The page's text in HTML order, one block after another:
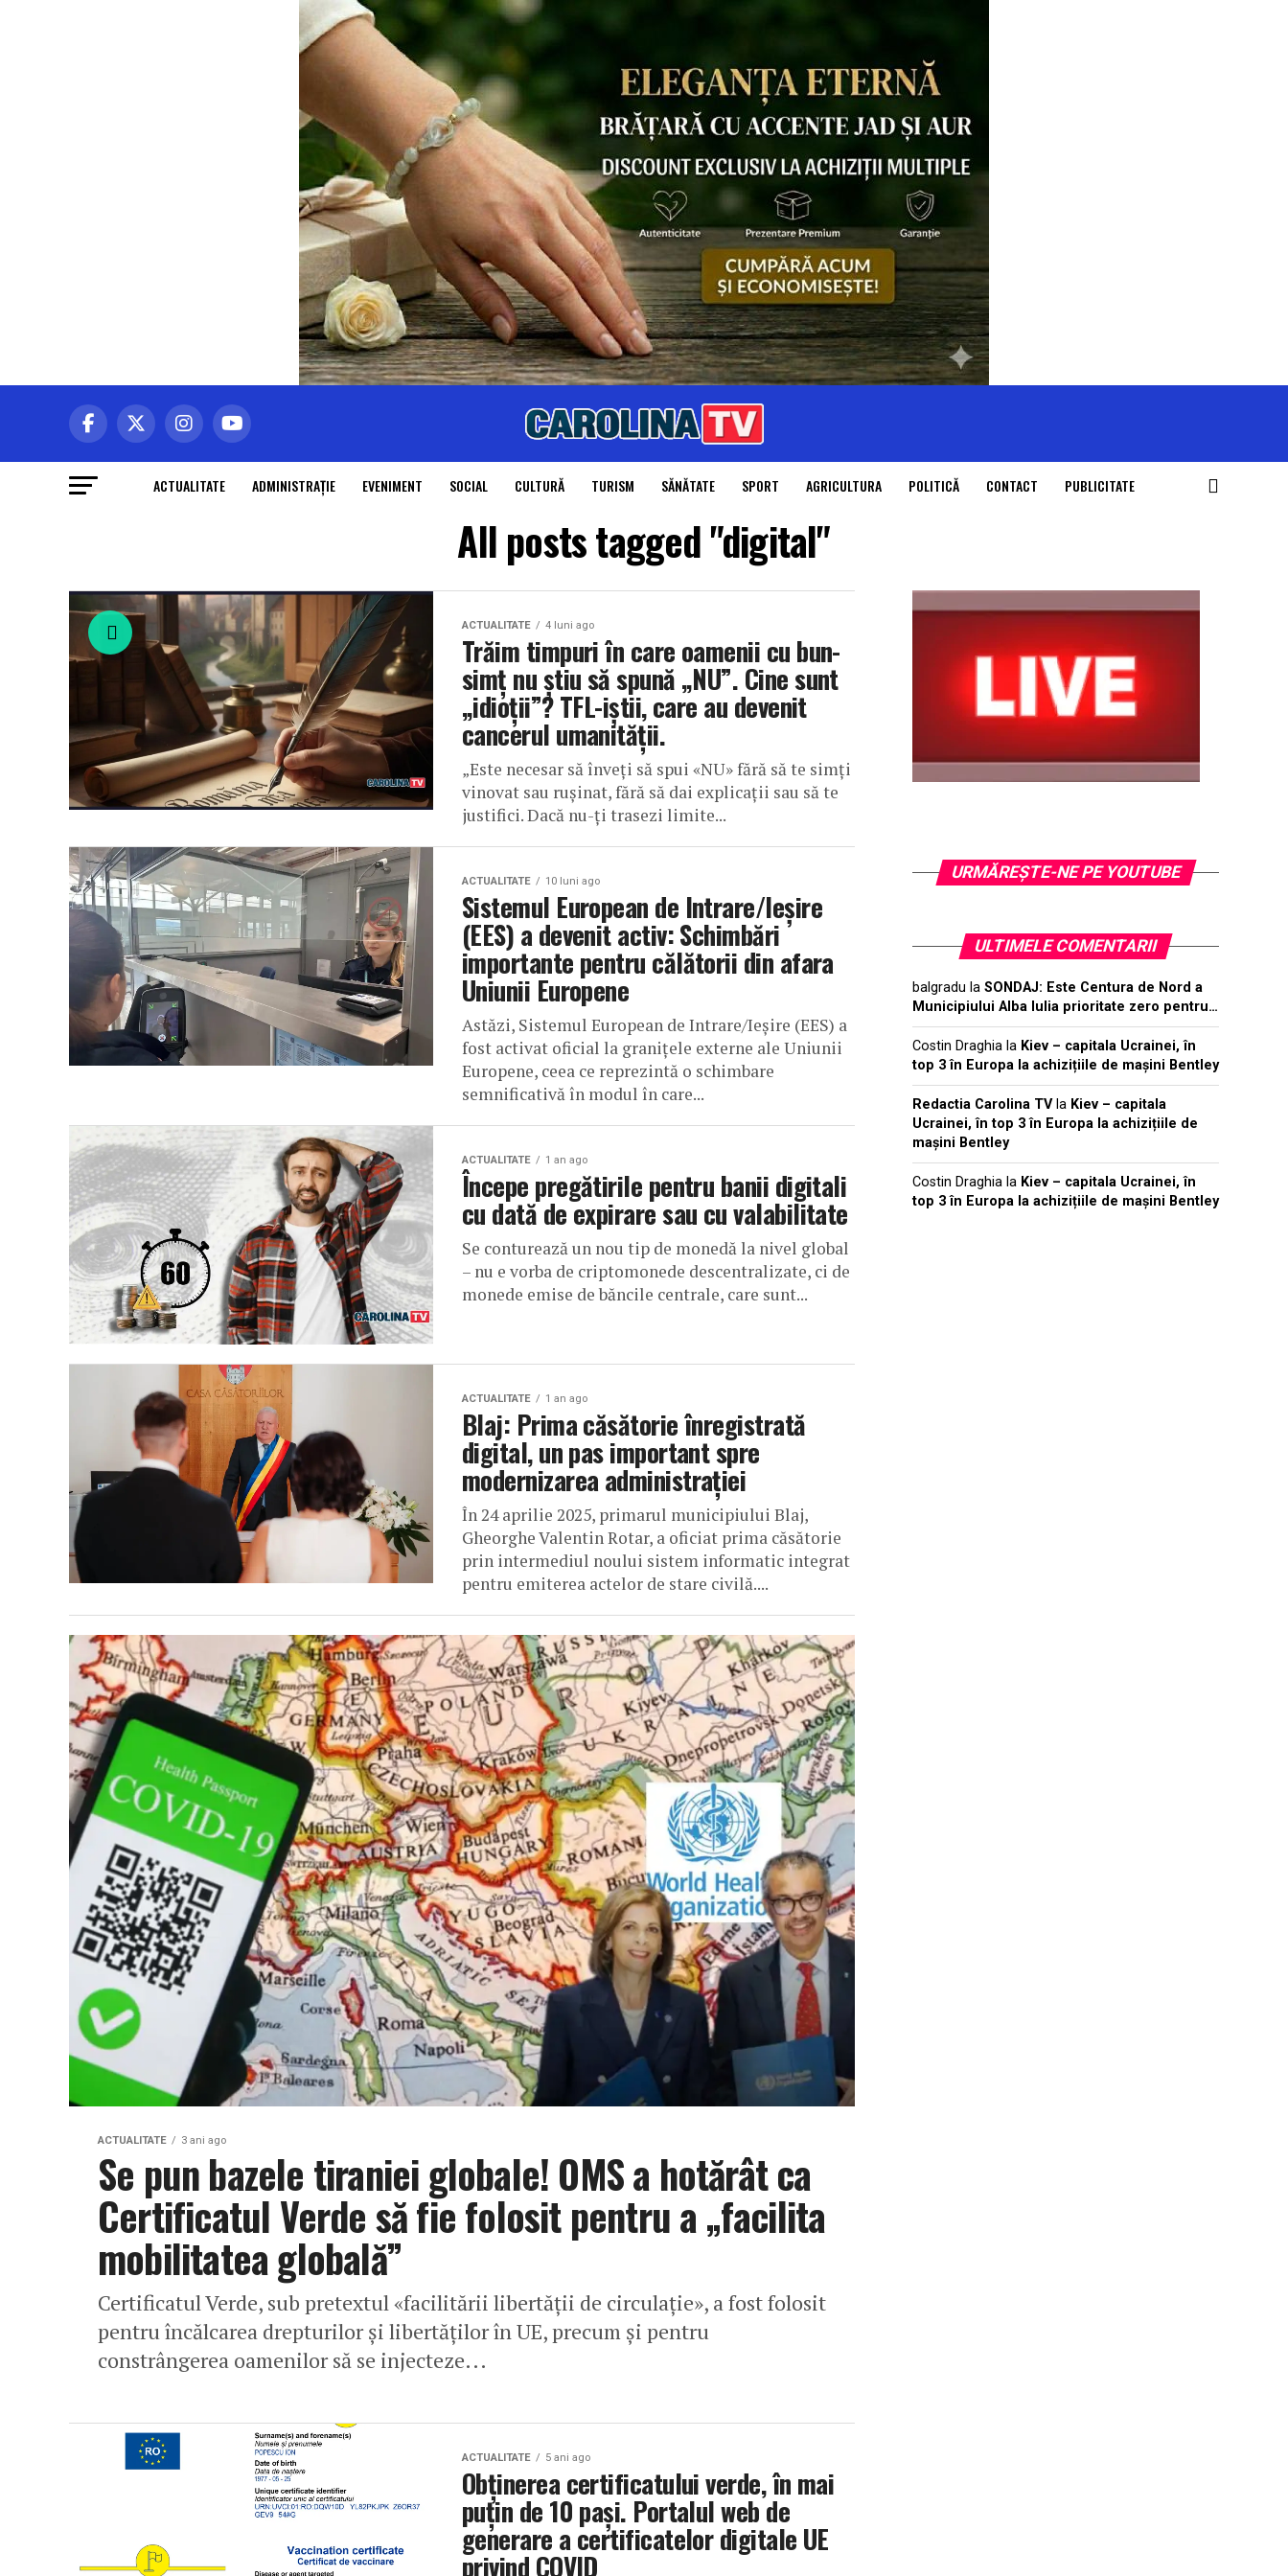
ACTUALITATE ADMINISTRAŢIE EVENIMENT SOCIAL CULTURĂ TURISM SĂNĂTATE SPORT AGRICULTURA POLITICĂ CONTACT PUBLICITATE
All posts tagged "digital"
ACTUALITATE 4 luni ago
Trăim timpuri în care oamenii cu bun-
simț nu știu să spună „NU”. Cine sunt
„idioții”? TFL-iștii, care au devenit
cancerul umanității.
„Este necesar să înveți să spui «NU» fără să te simți
vinovat sau rușinat, fără să dai explicații sau să te
justifici. Dacă nu-ți trasezi limite...
ACTUALITATE 10 luni ago
Sistemul European de Intrare/Ieșire
(EES) a devenit activ: Schimbări
importante pentru călătorii din afara
Uniunii Europene
Astăzi, Sistemul European de Intrare/Ieșire (EES) a
fost activat oficial la granițele externe ale Uniunii
Europene, ceea ce reprezintă o schimbare
semnificativă în modul în care...
ACTUALITATE 1 an ago
Începe pregătirile pentru banii digitali
cu dată de expirare sau cu valabilitate
Se conturează un nou tip de monedă la nivel global
– nu e vorba de criptomonede descentralizate, ci de
monede emise de băncile centrale, care sunt...
ACTUALITATE 1 an ago
Blaj: Prima căsătorie înregistrată
digital, un pas important spre
modernizarea administrației
În 24 aprilie 2025, primarul municipiului Blaj,
Gheorghe Valentin Rotar, a oficiat prima căsătorie
prin intermediul noului sistem informatic integrat
pentru emiterea actelor de stare civilă....
ACTUALITATE 3 ani ago
Se pun bazele tiraniei globale! OMS a hotărât ca
Certificatul Verde să fie folosit pentru a „facilita
mobilitatea globală”
Certificatul Verde, sub pretextul «facilitării libertății de circulație», a fost folosit
pentru încălcarea drepturilor și libertăților în UE, precum și pentru
constrângerea oamenilor să se injecteze...
ACTUALITATE 5 ani ago
Obținerea certificatului verde, în mai
puțin de 10 pași. Portalul web de
generare a certificatelor digitale UE
privind COVID
URMĂREŞTE-NE PE YOUTUBE
ULTIMELE COMENTARII
balgradu la SONDAJ: Este Centura de Nord a
Municipiului Alba Iulia prioritate zero pentru…
Costin Draghia la Kiev – capitala Ucrainei, în
top 3 în Europa la achizițiile de mașini Bentley
Redactia Carolina TVla Kiev – capitala
Ucrainei, în top 3 în Europa la achizițiile de
mașini Bentley
Costin Draghia la Kiev – capitala Ucrainei, în
top 3 în Europa la achizițiile de mașini Bentley